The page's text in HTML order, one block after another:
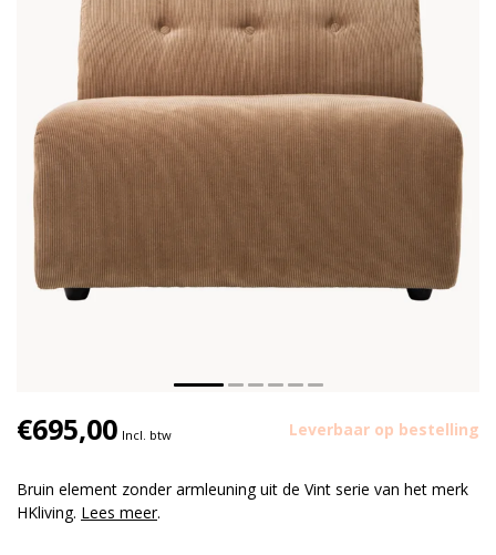
€695,00 Incl. btw Leverbaar op bestelling
Bruin element zonder armleuning uit de Vint serie van het merk
HKliving. Lees meer.